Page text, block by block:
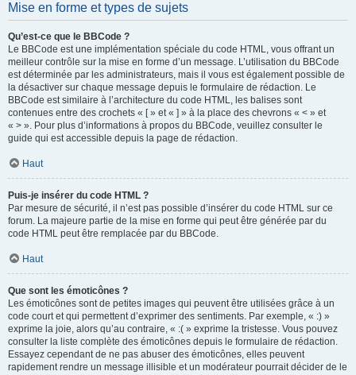
Mise en forme et types de sujets
Qu’est-ce que le BBCode ?
Le BBCode est une implémentation spéciale du code HTML, vous offrant un
meilleur contrôle sur la mise en forme d’un message. L’utilisation du BBCode
est déterminée par les administrateurs, mais il vous est également possible de
la désactiver sur chaque message depuis le formulaire de rédaction. Le
BBCode est similaire à l’architecture du code HTML, les balises sont
contenues entre des crochets « [ » et « ] » à la place des chevrons « < » et
« > ». Pour plus d’informations à propos du BBCode, veuillez consulter le
guide qui est accessible depuis la page de rédaction.
Haut
Puis-je insérer du code HTML ?
Par mesure de sécurité, il n’est pas possible d’insérer du code HTML sur ce
forum. La majeure partie de la mise en forme qui peut être générée par du
code HTML peut être remplacée par du BBCode.
Haut
Que sont les émoticônes ?
Les émoticônes sont de petites images qui peuvent être utilisées grâce à un
code court et qui permettent d’exprimer des sentiments. Par exemple, « :) »
exprime la joie, alors qu’au contraire, « :( » exprime la tristesse. Vous pouvez
consulter la liste complète des émoticônes depuis le formulaire de rédaction.
Essayez cependant de ne pas abuser des émoticônes, elles peuvent
rapidement rendre un message illisible et un modérateur pourrait décider de le